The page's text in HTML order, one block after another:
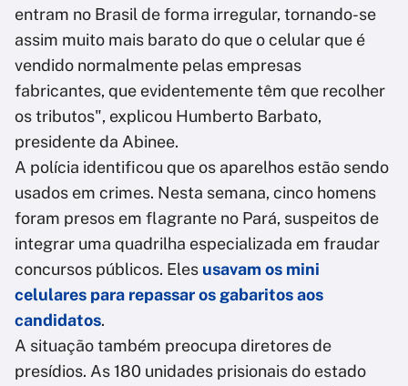
entram no Brasil de forma irregular, tornando-se
assim muito mais barato do que o celular que é
vendido normalmente pelas empresas
fabricantes, que evidentemente têm que recolher
os tributos", explicou Humberto Barbato,
presidente da Abinee.
A polícia identificou que os aparelhos estão sendo
usados em crimes. Nesta semana, cinco homens
foram presos em flagrante no Pará, suspeitos de
integrar uma quadrilha especializada em fraudar
concursos públicos. Eles usavam os mini
celulares para repassar os gabaritos aos
candidatos.
A situação também preocupa diretores de
presídios. As 180 unidades prisionais do estado